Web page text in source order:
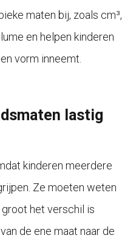
maten bij, zoals cm³,
en helpen kinderen
vorm inneemt.
lastig
kinderen meerdere
Ze moeten weten
het verschil is
de ene maat naar de